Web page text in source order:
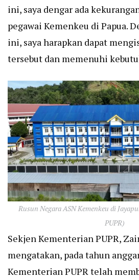
ini, saya dengar ada
pegawai Kemenkeu di Papua.
ini, saya harapkan dapat
tersebut dan memenuhi
Rusun Negara ASN Kemenkeu di
PUPR)
Sekjen Kementerian PUPR,
mengatakan, pada tahun
Kementerian PUPR telah